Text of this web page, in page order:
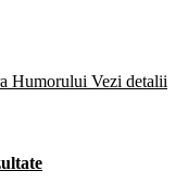
Humorului Vezi detalii